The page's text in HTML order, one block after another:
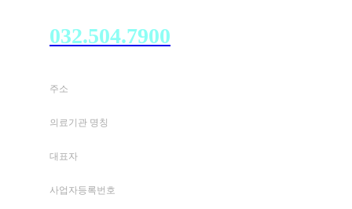
032.504.7900
주소
의료기관 명칭
대표자
사업자등록번호